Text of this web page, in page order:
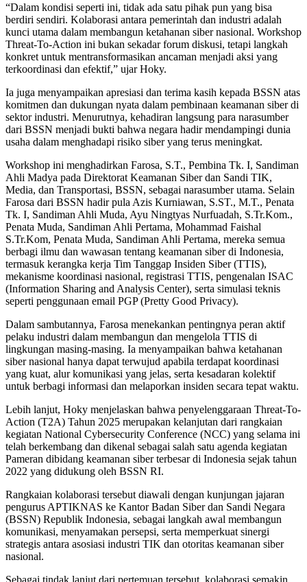
“Dalam kondisi seperti ini, tidak ada satu pihak pun yang bisa
berdiri sendiri. Kolaborasi antara pemerintah dan industri adalah
kunci utama dalam membangun ketahanan siber nasional. Workshop
Threat-To-Action ini bukan sekadar forum diskusi, tetapi langkah
konkret untuk mentransformasikan ancaman menjadi aksi yang
terkoordinasi dan efektif,” ujar Hoky.
Ia juga menyampaikan apresiasi dan terima kasih kepada BSSN atas
komitmen dan dukungan nyata dalam pembinaan keamanan siber di
sektor industri. Menurutnya, kehadiran langsung para narasumber
dari BSSN menjadi bukti bahwa negara hadir mendampingi dunia
usaha dalam menghadapi risiko siber yang terus meningkat.
Workshop ini menghadirkan Farosa, S.T., Pembina Tk. I, Sandiman
Ahli Madya pada Direktorat Keamanan Siber dan Sandi TIK,
Media, dan Transportasi, BSSN, sebagai narasumber utama. Selain
Farosa dari BSSN hadir pula Azis Kurniawan, S.ST., M.T., Penata
Tk. I, Sandiman Ahli Muda, Ayu Ningtyas Nurfuadah, S.Tr.Kom.,
Penata Muda, Sandiman Ahli Pertama, Mohammad Faishal
S.Tr.Kom, Penata Muda, Sandiman Ahli Pertama, mereka semua
berbagi ilmu dan wawasan tentang keamanan siber di Indonesia,
termasuk kerangka kerja Tim Tanggap Insiden Siber (TTIS),
mekanisme koordinasi nasional, registrasi TTIS, pengenalan ISAC
(Information Sharing and Analysis Center), serta simulasi teknis
seperti penggunaan email PGP (Pretty Good Privacy).
Dalam sambutannya, Farosa menekankan pentingnya peran aktif
pelaku industri dalam membangun dan mengelola TTIS di
lingkungan masing-masing. Ia menyampaikan bahwa ketahanan
siber nasional hanya dapat terwujud apabila terdapat koordinasi
yang kuat, alur komunikasi yang jelas, serta kesadaran kolektif
untuk berbagi informasi dan melaporkan insiden secara tepat waktu.
Lebih lanjut, Hoky menjelaskan bahwa penyelenggaraan Threat-To-
Action (T2A) Tahun 2025 merupakan kelanjutan dari rangkaian
kegiatan National Cybersecurity Conference (NCC) yang selama ini
telah berkembang dan dikenal sebagai salah satu agenda kegiatan
Pameran dibidang keamanan siber terbesar di Indonesia sejak tahun
2022 yang didukung oleh BSSN RI.
Rangkaian kolaborasi tersebut diawali dengan kunjungan jajaran
pengurus APTIKNAS ke Kantor Badan Siber dan Sandi Negara
(BSSN) Republik Indonesia, sebagai langkah awal membangun
komunikasi, menyamakan persepsi, serta memperkuat sinergi
strategis antara asosiasi industri TIK dan otoritas keamanan siber
nasional.
Sebagai tindak lanjut dari pertemuan tersebut, kolaborasi semakin